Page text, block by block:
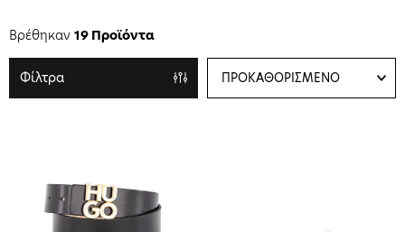
Βρέθηκαν 19 Προϊόντα
Φίλτρα